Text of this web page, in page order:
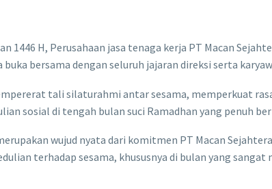
1446 H, Perusahaan jasa tenaga kerja PT Macan
bersama dengan seluruh jajaran direksi serta
tali silaturahmi antar sesama, memperkuat
sosial di tengah bulan suci Ramadhan yang penuh
wujud nyata dari komitmen PT Macan
terhadap sesama, khususnya di bulan yang sangat